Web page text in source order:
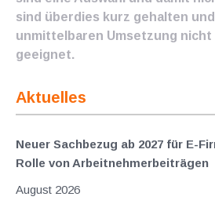
sind überdies kurz gehalten
unmittelbaren Umsetzung nicht
geeignet.
Aktuelles
Neuer Sachbezug ab 2027 für E-
Rolle von Arbeitnehmer​­beiträgen
August 2026